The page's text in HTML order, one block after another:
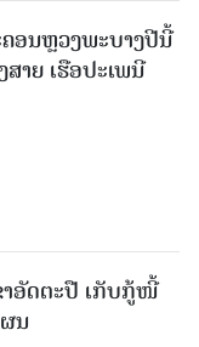
ອນຫຼວງພະບາງປີນີ້
າຍ ເຮືອປະເພນີ
າ​ອັດ​ຕະ​ປື ເກັບ​ກູ້​ໜີ້​
ນ